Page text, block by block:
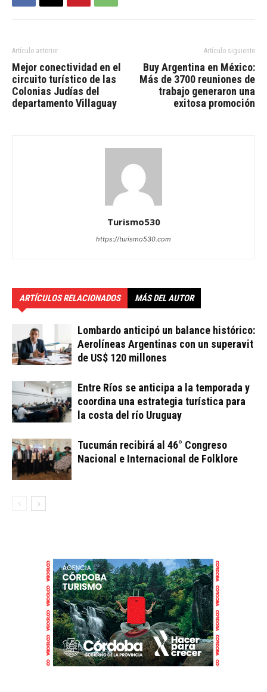
Artículo anterior
Mejor conectividad en el
circuito turístico de las
Colonias Judías del
departamento Villaguay
Artículo siguiente
Buy Argentina en México:
Más de 3700 reuniones de
trabajo generaron una
exitosa promoción
Turismo530
https://turismo530.com
ARTÍCULOS RELACIONADOS MÁS DEL AUTOR
Lombardo anticipó un balance histórico:
Aerolíneas Argentinas con un superavit
de US$ 120 millones
Entre Ríos se anticipa a la temporada y
coordina una estrategia turística para
la costa del río Uruguay
Tucumán recibirá al 46° Congreso
Nacional e Internacional de Folklore